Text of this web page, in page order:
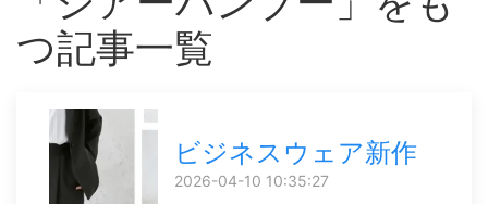
つ記事一覧
ビジネスウェア新作
2026-04-10 10:35:27